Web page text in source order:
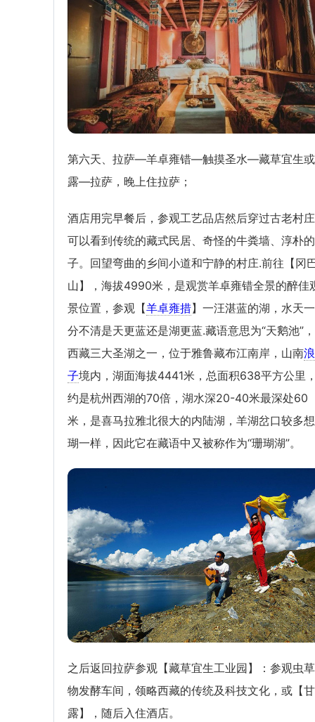
第六天、拉萨—羊卓雍错—触摸圣水—藏草宜生
露—拉萨，晚上住拉萨；
酒店用完早餐后，参观工艺品店然后穿过古老村
可以看到传统的藏式民居、奇怪的牛粪墙、淳朴
子。回望弯曲的乡间小道和宁静的村庄.前往【冈
山】，海拔4990米，是观赏羊卓雍错全景的醉佳
景位置，参观【羊卓雍措】一汪湛蓝的湖，水天
分不清是天更蓝还是湖更蓝.藏语意思为“天鹅池”
西藏三大圣湖之一，位于雅鲁藏布江南岸，山南
子境内，湖面海拔4441米，总面积638平方公里
约是杭州西湖的70倍，湖水深20-40米最深处60
米，是喜马拉雅北很大的内陆湖，羊湖岔口较多
瑚一样，因此它在藏语中又被称作为“珊瑚湖”。
之后返回拉萨参观【藏草宜生工业园】：参观虫
物发酵车间，领略西藏的传统及科技文化，或【甘
露】，随后入住酒店。